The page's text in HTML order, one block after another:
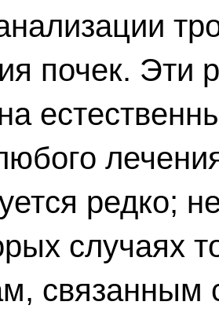
почек. Эти
редко;
случаях
связанным